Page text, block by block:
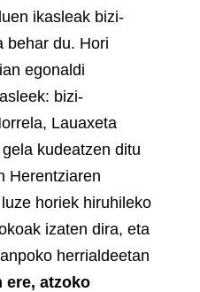
ikasleak bizi-
behar du. Hori
egonaldi
bizi-
Lauaxeta
kudeatzen ditu
Herentziaren
horiek hiruhileko
izaten dira, eta
herrialdeetan
ere, atzoko